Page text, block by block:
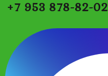
+7 953 878-82-02